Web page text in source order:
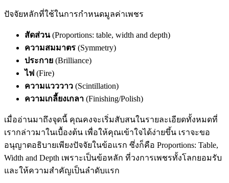
ปัจจัยหลักที่ใช้ในการกำหนดมูลค่าเพชร
สัดส่วน(Proportions: table, width and depth)
ความสมมาตร (Symmetry)
ประกาย (Brilliance)
ไฟ (Fire)
ความแวววาว (Scintillation)
ความเกลี้ยงเกลา (Finishing/Polish)
เมื่ออ่านมาถึงจุดนี้ คุณคงจะเริ่มสับสนในรายละเอียดทั้งหมดที่
เรากล่าวมาในเบื้องต้น เพื่อให้คุณเข้าใจได้ง่ายขึ้น เราจะขอ
อนุญาตอธิบายเพียงปัจจัยในข้อแรก ซึ่งก็คือ Proportions: Table,
Width and Depth เพราะเป็นข้อหลัก ที่วงการเพชรทั้งโลกยอมรับ
และให้ความสำคัญเป็นลำดับแรก